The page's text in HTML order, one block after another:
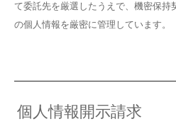
て委託先を厳選したうえで、機密保持
の個人情報を厳密に管理しています。
個人情報開示請求